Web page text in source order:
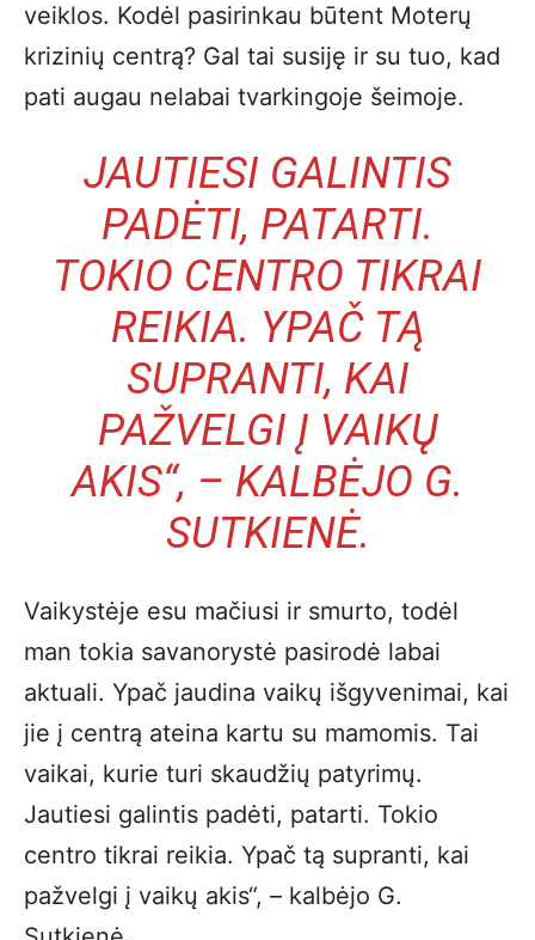
veiklos. Kodėl pasirinkau būtent Moterų
krizinių centrą? Gal tai susiję ir su tuo, kad
pati augau nelabai tvarkingoje šeimoje.
JAUTIESI GALINTIS
PADĖTI, PATARTI.
TOKIO CENTRO TIKRAI
REIKIA. YPAČ TĄ
SUPRANTI, KAI
PAŽVELGI Į VAIKŲ
AKIS“, – KALBĖJO G.
SUTKIENĖ.
Vaikystėje esu mačiusi ir smurto, todėl
man tokia savanorystė pasirodė labai
aktuali. Ypač jaudina vaikų išgyvenimai, kai
jie į centrą ateina kartu su mamomis. Tai
vaikai, kurie turi skaudžių patyrimų.
Jautiesi galintis padėti, patarti. Tokio
centro tikrai reikia. Ypač tą supranti, kai
pažvelgi į vaikų akis“, – kalbėjo G.